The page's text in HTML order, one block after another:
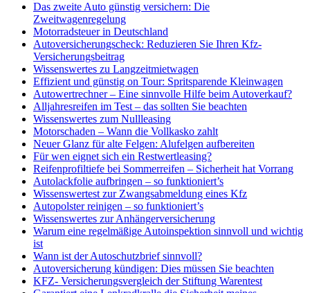
Das zweite Auto günstig versichern: Die
Zweitwagenregelung
Motorradsteuer in Deutschland
Autoversicherungscheck: Reduzieren Sie Ihren Kfz-
Versicherungsbeitrag
Wissenswertes zu Langzeitmietwagen
Effizient und günstig on Tour: Spritsparende Kleinwagen
Autowertrechner – Eine sinnvolle Hilfe beim Autoverkauf?
Alljahresreifen im Test – das sollten Sie beachten
Wissenswertes zum Nullleasing
Motorschaden – Wann die Vollkasko zahlt
Neuer Glanz für alte Felgen: Alufelgen aufbereiten
Für wen eignet sich ein Restwertleasing?
Reifenprofiltiefe bei Sommerreifen – Sicherheit hat Vorrang
Autolackfolie aufbringen – so funktioniert’s
Wissenswertest zur Zwangsabmeldung eines Kfz
Autopolster reinigen – so funktioniert’s
Wissenswertes zur Anhängerversicherung
Warum eine regelmäßige Autoinspektion sinnvoll und wichtig
ist
Wann ist der Autoschutzbrief sinnvoll?
Autoversicherung kündigen: Dies müssen Sie beachten
KFZ- Versicherungsvergleich der Stiftung Warentest